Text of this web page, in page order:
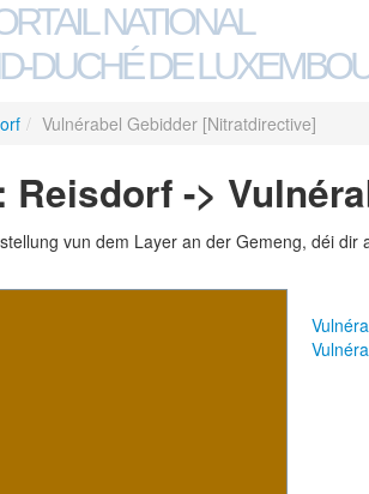
NATIONAL
DUCHÉ DE
/ Vulnérabel Gebidder [Nitratdirective]
Reisdorf ->
vun dem Layer an der Gemeng, déi